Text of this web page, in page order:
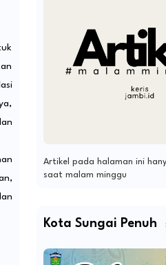
Artikel pada halaman ini
saat malam minggu
Kota Sungai Penuh